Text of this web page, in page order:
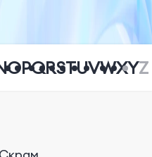
OPQRSTUVWXYZ